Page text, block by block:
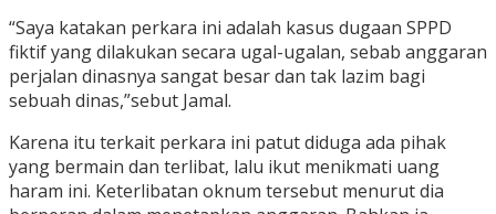
“Saya katakan perkara ini adalah kasus dugaan SPPD
fiktif yang dilakukan secara ugal-ugalan, sebab anggaran
perjalan dinasnya sangat besar dan tak lazim bagi
sebuah dinas,”sebut Jamal.
Karena itu terkait perkara ini patut diduga ada pihak
yang bermain dan terlibat, lalu ikut menikmati uang
haram ini. Keterlibatan oknum tersebut menurut dia